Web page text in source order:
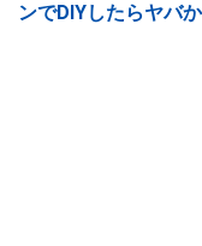
ンでDIYしたらヤバ